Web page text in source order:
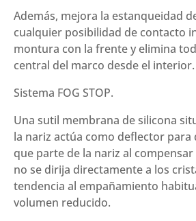
Además, mejora la estanqueidad
cualquier posibilidad de contacto
montura con la frente y elimina
central del marco desde el interior.
Sistema FOG STOP.
Una sutil membrana de silicona
la nariz actúa como deflector para
que parte de la nariz al
no se dirija directamente a los
tendencia al empañamiento
volumen reducido.